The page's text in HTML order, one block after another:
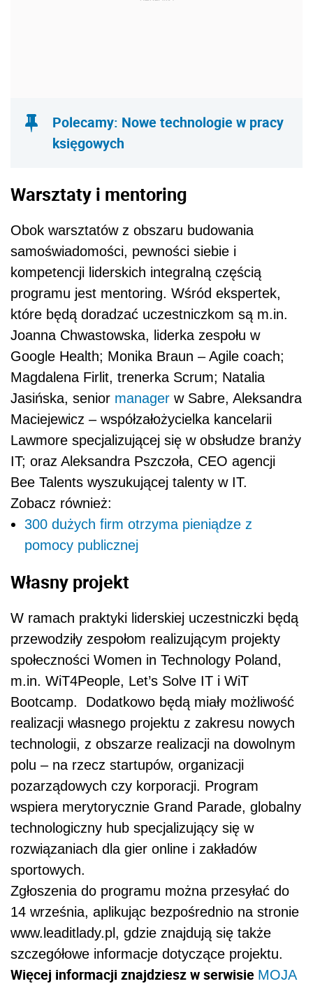
Polecamy: Nowe technologie w pracy
księgowych
Warsztaty i mentoring
Obok warsztatów z obszaru budowania
samoświadomości, pewności siebie i
kompetencji liderskich integralną częścią
programu jest mentoring. Wśród ekspertek,
które będą doradzać uczestniczkom są m.in.
Joanna Chwastowska, liderka zespołu w
Google Health; Monika Braun – Agile coach;
Magdalena Firlit, trenerka Scrum; Natalia
Jasińska, senior manager w Sabre, Aleksandra
Maciejewicz – współzałożycielka kancelarii
Lawmore specjalizującej się w obsłudze branży
IT; oraz Aleksandra Pszczoła, CEO agencji
Bee Talents wyszukującej talenty w IT.
Zobacz również:
300 dużych firm otrzyma pieniądze z
pomocy publicznej
Własny projekt
W ramach praktyki liderskiej uczestniczki będą
przewodziły zespołom realizującym projekty
społeczności Women in Technology Poland,
m.in. WiT4People, Let’s Solve IT i WiT
Bootcamp. Dodatkowo będą miały możliwość
realizacji własnego projektu z zakresu nowych
technologii, z obszarze realizacji na dowolnym
polu – na rzecz startupów, organizacji
pozarządowych czy korporacji. Program
wspiera merytorycznie Grand Parade, globalny
technologiczny hub specjalizujący się w
rozwiązaniach dla gier online i zakładów
sportowych.
Zgłoszenia do programu można przesyłać do
14 września, aplikując bezpośrednio na stronie
www.leaditlady.pl, gdzie znajdują się także
szczegółowe informacje dotyczące projektu.
Więcej informacji znajdziesz w serwisie MOJA